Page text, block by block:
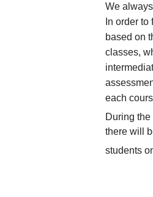
We
In order
based on
classes,
each
During
there will
students